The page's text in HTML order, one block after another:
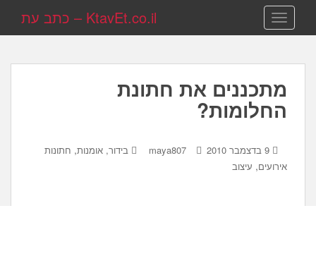
TOGGLE NAVIGATION KtavEt.co.il – כתב עת
מתכננים את חתונת
החלומות?
9 בדצמבר 2010 maya807 בידור, אומנות, חתונות
אירועים, עיצוב